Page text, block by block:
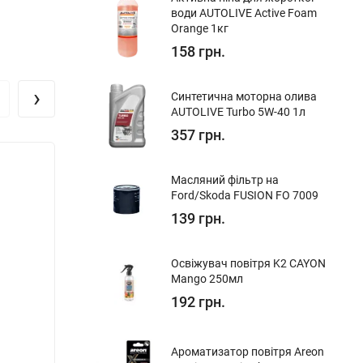
›
води AUTOLIVE Active Foam
Orange 1кг
158 грн.
Синтетична моторна олива
AUTOLIVE Turbo 5W-40 1л
357 грн.
Масляний фільтр на
Ford/Skoda FUSION FO 7009
139 грн.
Освіжувач повітря K2 CAYON
Mango 250мл
192 грн.
Ароматизатор повітря Areon